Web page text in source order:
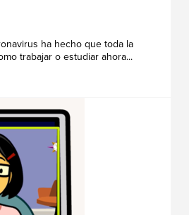
ha hecho que toda la
trabajar o estudiar ahora...